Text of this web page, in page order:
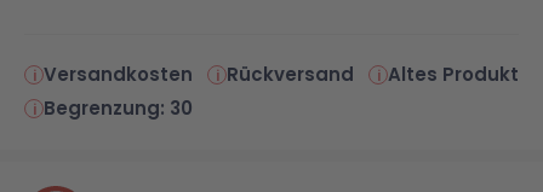
Speed Champions
Wiltopia
Versandkosten Rückversand
Altes Produkt
Begrenzung: 30